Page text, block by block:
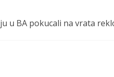
u BA pokucali na vrata